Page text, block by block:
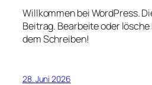
Willkommen bei WordPress.
Beitrag. Bearbeite oder
dem Schreiben!
28. Juni 2026